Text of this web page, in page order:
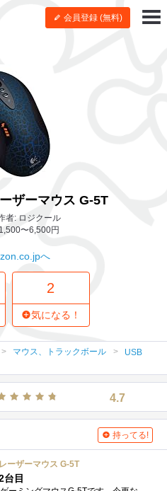
会員登録 (無料)
ザーマウス G-5T
者: ロジクール
〜6,500円
へ
2
気になる！
マウス、トラックボール
USB
4.7
持ってる!
ーザーマウス G-5T
台目